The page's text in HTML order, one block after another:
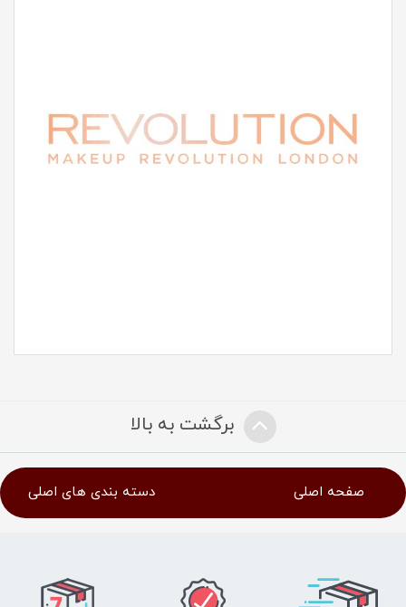
برگشت به بالا
صفحه اصلی دسته بندی های اصلی